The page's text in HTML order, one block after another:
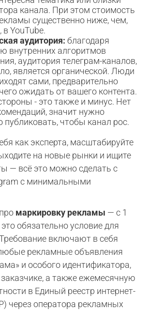
канала. При этом стоимость
существенно ниже, чем,
YouTube.
аудитория: благодаря
внутренних алгоритмов
аудитория телеграм-каналов,
является органической. Люди
сами, предварительно
ожидать от вашего контента.
- это также и минус. Нет
значит нужно
публиковать, чтобы канал рос.
как эксперта, масштабируйте
на новые рынки и ищите
— всё это можно сделать с
с минимальными
маркировку рекламы — с 1
обязательно условие для
включают в себя
рекламные объявления
и особого идентификатора,
а также ежемесячную
в Единый реестр интернет-
через оператора рекламных